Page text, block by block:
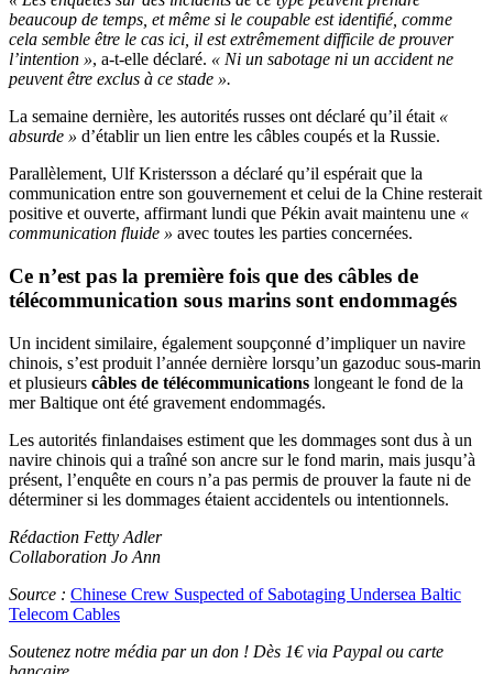
beaucoup de temps, et même si le coupable est identifié, comme
cela semble être le cas ici, il est extrêmement difficile de prouver
l’intention », a-t-elle déclaré. « Ni un sabotage ni un accident ne
peuvent être exclus à ce stade ».
La semaine dernière, les autorités russes ont déclaré qu’il était «
absurde » d’établir un lien entre les câbles coupés et la Russie.
Parallèlement, Ulf Kristersson a déclaré qu’il espérait que la
communication entre son gouvernement et celui de la Chine resterait
positive et ouverte, affirmant lundi que Pékin avait maintenu une «
communication fluide » avec toutes les parties concernées.
Ce n’est pas la première fois que des câbles de
télécommunication sous marins sont endommagés
Un incident similaire, également soupçonné d’impliquer un navire
chinois, s’est produit l’année dernière lorsqu’un gazoduc sous-marin
et plusieurs câbles de télécommunications longeant le fond de la
mer Baltique ont été gravement endommagés.
Les autorités finlandaises estiment que les dommages sont dus à un
navire chinois qui a traîné son ancre sur le fond marin, mais jusqu’à
présent, l’enquête en cours n’a pas permis de prouver la faute ni de
déterminer si les dommages étaient accidentels ou intentionnels.
Rédaction Fetty Adler
Collaboration Jo Ann
Source : Chinese Crew Suspected of Sabotaging Undersea Baltic
Telecom Cables
Soutenez notre média par un don ! Dès 1€ via Paypal ou carte